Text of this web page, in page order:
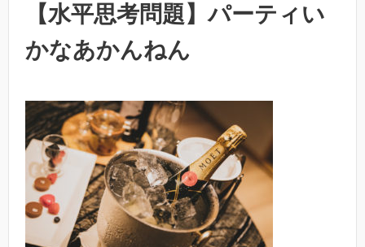
【水平思考問題】パーティい
かなあかんねん